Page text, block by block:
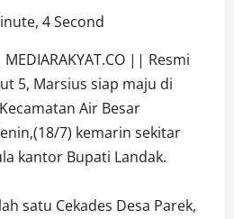
4 Second
MEDIARAKYAT.CO || Resmi
5, Marsius siap maju di
Air Besar
7) kemarin sekitar
kantor Bupati Landak.
satu Cekades Desa Parek,